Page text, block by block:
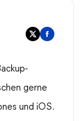
gerne
und iOS.